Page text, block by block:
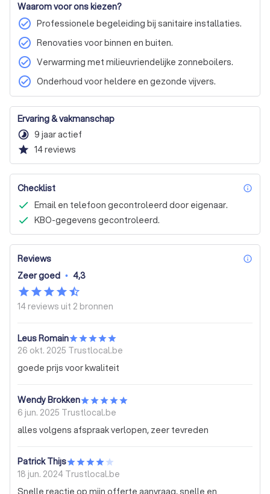
Waarom voor ons kiezen?
check_circle Professionele begeleiding bij sanitaire installaties.
check_circle Renovaties voor binnen en buiten.
check_circle Verwarming met milieuvriendelijke zonneboilers.
check_circle Onderhoud voor heldere en gezonde vijvers.
Ervaring & vakmanschap
timelapse 9 jaar actief
star 14reviews
Checklist
Email en telefoon gecontroleerd door eigenaar.
KBO-gegevens gecontroleerd.
Reviews
Zeer goed • 4,3
14 reviews uit 2 bronnen
Leus Romain
26 okt. 2025 Trustlocal.be
goede prijs voor kwaliteit
Wendy Brokken
6 jun. 2025 Trustlocal.be
alles volgens afspraak verlopen, zeer tevreden
Patrick Thijs
18 jun. 2024 Trustlocal.be
Snelle reactie op mijn offerte aanvraag, snelle en